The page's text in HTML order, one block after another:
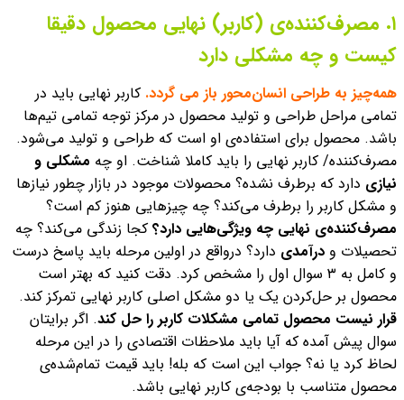
۱. مصرف‌کننده‌ی (کاربر) نهایی محصول دقیقا
کیست و چه مشکلی دارد
همه‌چیز به طراحی انسان‌محور باز می گردد. کاربر نهایی باید در
تمامی مراحل طراحی و تولید محصول در مرکز توجه تمامی تیم‌ها
باشد. محصول برای استفاده‌ی او است که طراحی و تولید می‌شود.
مصرف‌کننده/ کاربر نهایی را باید کاملا شناخت. او چه مشکلی و
نیازی دارد که برطرف نشده؟ محصولات موجود در بازار چطور نیازها
و مشکل کاربر را برطرف می‌کند؟ چه چیزهایی هنوز کم است؟
مصرف‌کننده‌ی نهایی چه ویژگی‌هایی دارد؟ کجا زندگی می‌کند؟ چه
تحصیلات و درآمدی دارد؟ درواقع در اولین مرحله باید پاسخ درست
و کامل به ۳ سوال اول را مشخص کرد. دقت کنید که بهتر است
محصول بر حل‌کردن یک یا دو مشکل اصلی کاربر نهایی تمرکز کند.
قرار نیست محصول تمامی مشکلات کاربر را حل کند. اگر برایتان
سوال پیش آمده که آیا باید ملاحظات اقتصادی را در این مرحله
لحاظ کرد یا نه؟ جواب این است که بله! باید قیمت تمام‌شده‌ی
محصول متناسب با بودجه‌ی کاربر نهایی باشد.